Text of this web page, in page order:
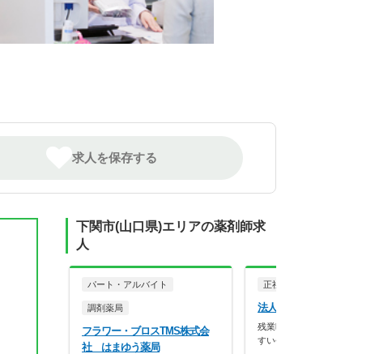
求人を保存する
下関市(山口県)エリアの薬剤師求
人
パート・アルバイト
調剤薬局
フラワー・ブロスTMS株式会
社 はまゆう薬局
正社員
法人名非公開
残業時間が月10時間未満！
すい会社です